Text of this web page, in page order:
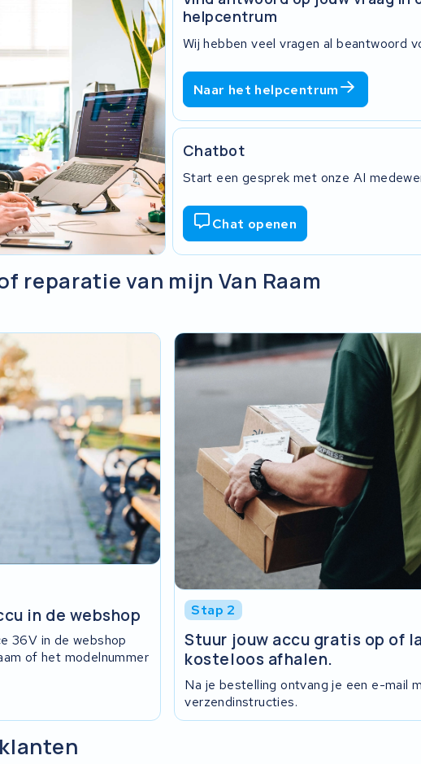
gaat retour.
U ontvangt een e-mail met de verzendbevestiging
meegestuurd. Zonder dat formulier kunnen wij uw zending niet
op.
de sleutel mee in een gesloten envelop. Plak de sleutel niet op
uw accu niet volledig testen.
zodra uw pakket wordt opgehaald. Daar staat de track-
uw bewijs van verzending.
helpcentrum
Wij hebben veel vragen al beantwoord
Naar het helpcentrum
Chatbot
Start een gesprek met onze AI
Chat openen
reparatie van mijn Van Raam
in de webshop
36V in de webshop
of het modelnummer
Stap 2
Stuur jouw accu gratis op of
kosteloos afhalen.
Na je bestelling ontvang je een e-mail
verzendinstructies.